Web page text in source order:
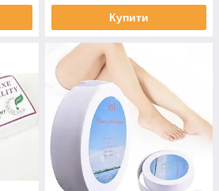
Купити